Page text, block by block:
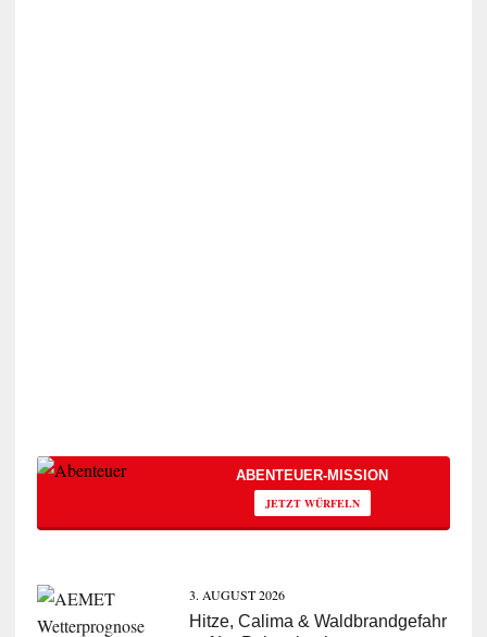
ABENTEUER-MISSION
JETZT WÜRFELN
3. AUGUST 2026
Hitze, Calima & Waldbrandgefahr